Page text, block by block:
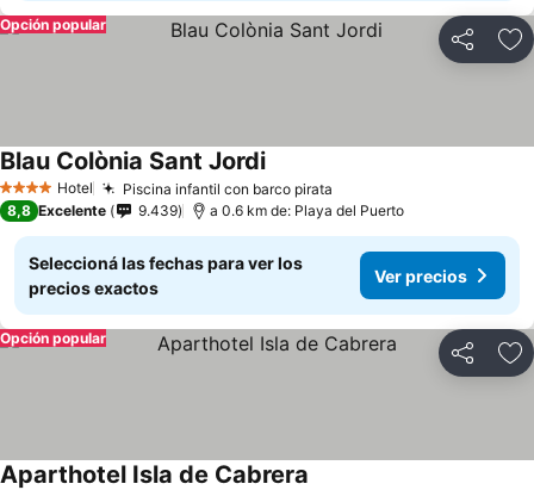
Compartir
Opción popular
4 EstrellasHotel Piscina infantil con barco pirata
Blau Colònia Sant Jordi
8,8 Excelente 9.439 a 0.6 km de: Playa del Puerto
Seleccioná las fechas para ver los
precios exactos
Ver precios
Compartir
Opción popular
Aparthotel Isla de Cabrera